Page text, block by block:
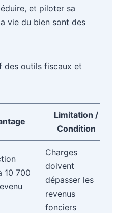
et piloter sa
vie du bien sont des
des outils fiscaux et
Limitation /
Condition
10 700
Charges
doivent
dépasser les
revenus
fonciers